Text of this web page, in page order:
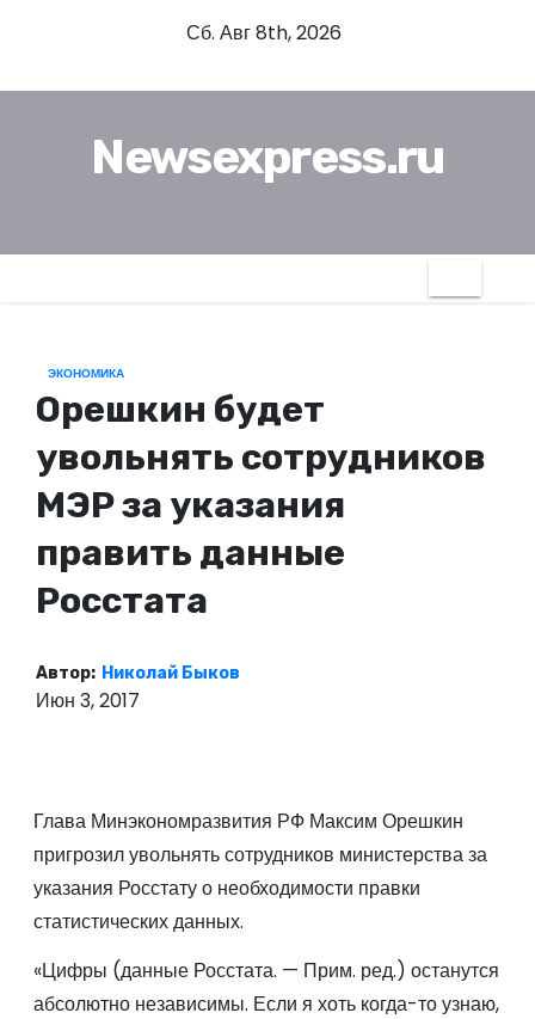
к
Сб. Авг 8th, 2026
Newsexpress.ru
ЭКОНОМИКА
Орешкин будет
увольнять сотрудников
МЭР за указания
править данные
Росстата
Автор: Николай Быков
Июн 3, 2017
Глава Минэкономразвития РФ Максим Орешкин
пригрозил увольнять сотрудников министерства за
указания Росстату о необходимости правки
статистических данных.
«Цифры (данные Росстата. — Прим. ред.) останутся
абсолютно независимы. Если я хоть когда-то узнаю,